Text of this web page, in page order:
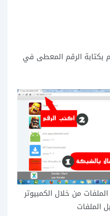
بكتابة الرقم المعطى في
من خلال الكمبيوتر
الملفات